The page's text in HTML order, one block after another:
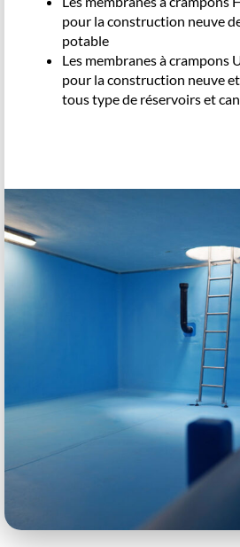
pour la construction neuve
potable
Les membranes à crampons
pour la construction neuve
tous type de réservoirs et